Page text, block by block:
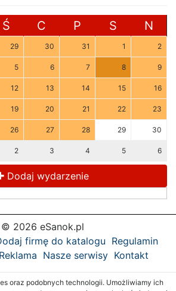
Ś C P S N
29 30 31 1 2
5 6 7 8 9
12 13 14 15 16
19 20 21 22 23
26 27 28 29 30
2 3 4 5 6
Dodaj wydarzenie
© 2026 eSanok.pl
firmę do katalogu Regulamin
Reklama Nasze serwisy Kontakt
oraz podobnych technologii. Umożliwiamy ich